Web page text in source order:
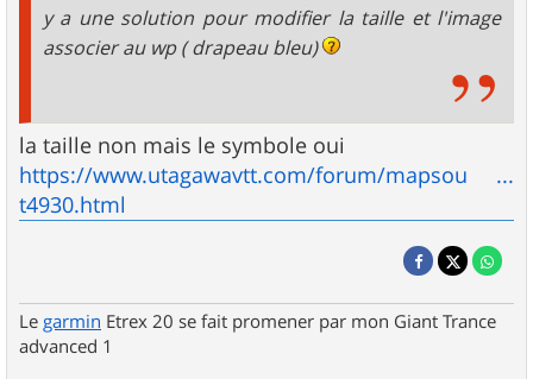
y a une solution pour modifier la taille et l'image
associer au wp ( drapeau bleu)
la taille non mais le symbole oui
https://www.utagawavtt.com/forum/mapsou ...
t4930.html
Le garmin Etrex 20 se fait promener par mon Giant Trance
advanced 1